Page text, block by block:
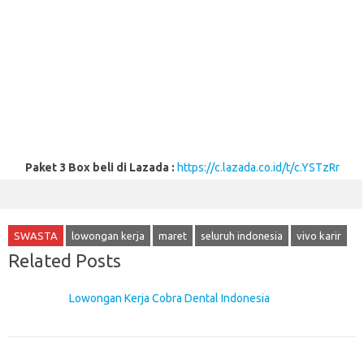
Paket 3 Box beli di Lazada : https://c.lazada.co.id/t/c.YSTzRr
SWASTA lowongan kerja maret seluruh indonesia vivo karir
Related Posts
Lowongan Kerja Cobra Dental Indonesia